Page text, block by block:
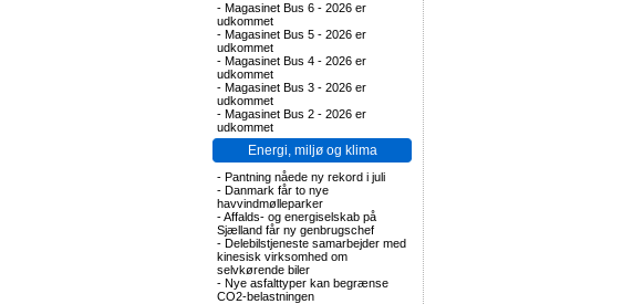
- Magasinet Bus 6 - 2026 er
udkommet
- Magasinet Bus 5 - 2026 er
udkommet
- Magasinet Bus 4 - 2026 er
udkommet
- Magasinet Bus 3 - 2026 er
udkommet
- Magasinet Bus 2 - 2026 er
udkommet
Energi, miljø og klima
- Pantning nåede ny rekord i juli
- Danmark får to nye
havvindmølleparker
-Affalds- og energiselskab på
Sjælland får ny genbrugschef
- Delebilstjeneste samarbejder med
kinesisk virksomhed om
selvkørende biler
- Nye asfalttyper kan begrænse
CO2-belastningen